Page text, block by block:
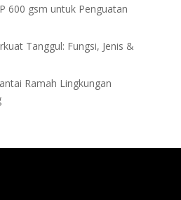
600 gsm untuk Penguatan
Tanggul: Fungsi, Jenis &
Ramah Lingkungan